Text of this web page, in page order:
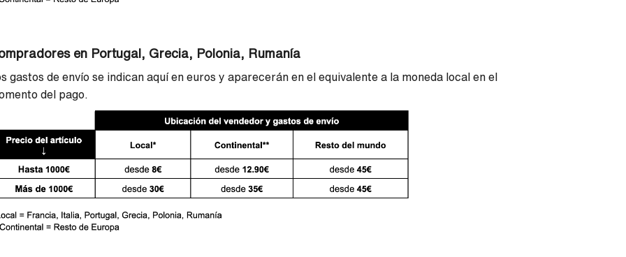
en Portugal, Grecia, Polonia, Rumanía
gastos de envío se indican aquí en euros y aparecerán en el equivalente a la moneda local en el
del pago.